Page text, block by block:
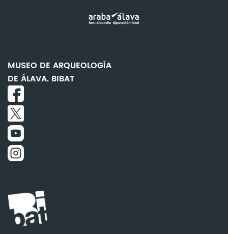
MUSEO DE ARQUEOLOGÍA
DE ÁLAVA. BIBAT